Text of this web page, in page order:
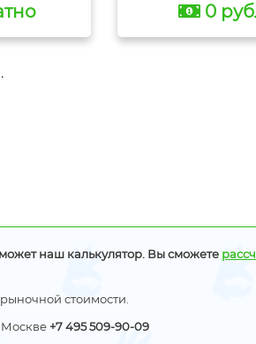
0
наш калькулятор. Вы сможете
стоимости.
Москве +7 495 509-90-09